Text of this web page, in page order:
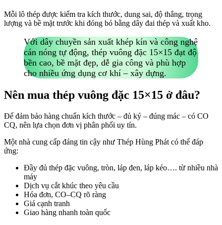
Mỗi lô thép được kiểm tra kích thước, dung sai, độ thẳng, trọng
lượng và bề mặt trước khi đóng bó bằng dây đai thép và xuất kho.
Với dây chuyền sản xuất khép kín và công nghệ
cán nóng tự động, thép vuông đặc 15×15 đạt độ
bền cao, bề mặt đẹp, dễ gia công và phù hợp
cho nhiều ứng dụng cơ khí – xây dựng.
Nên mua thép vuông đặc 15×15 ở đâu?
Để đảm bảo hàng chuẩn kích thước – đủ ký – đúng mác – có CO
CQ, nên lựa chọn đơn vị phân phối uy tín.
Một nhà cung cấp đáng tin cậy như Thép Hùng Phát có thể đáp
ứng:
Đầy đủ thép đặc vuông, tròn, láp đen, láp kéo…. từ nhiều nhà
máy
Dịch vụ cắt khúc theo yêu cầu
Hóa đơn, CO–CQ rõ ràng
Giá cạnh tranh
Giao hàng nhanh toàn quốc